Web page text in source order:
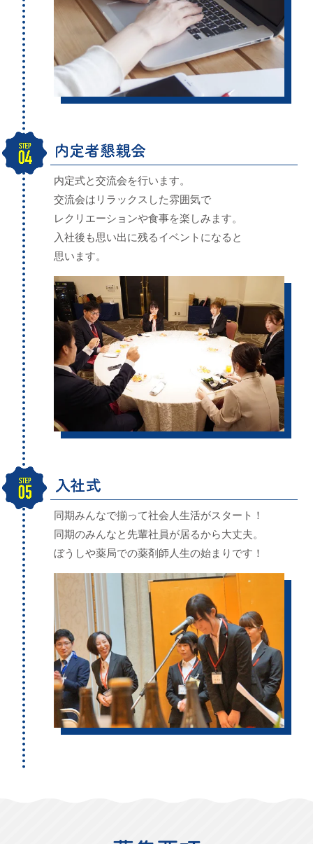
内定式と交流会を行います。
交流会はリラックスした雰囲気で
レクリエーションや食事を楽しみます。
入社後も思い出に残るイベントになると
思います。
同期みんなで揃って社会人生活がスタート！
同期のみんなと先輩社員が居るから大丈夫。
ぼうしや薬局での薬剤師人生の始まりです！